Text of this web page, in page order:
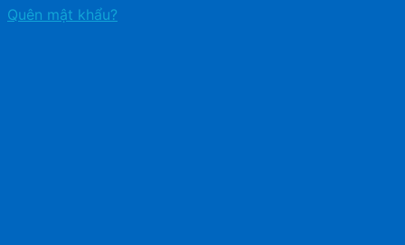
Quên mật khẩu?